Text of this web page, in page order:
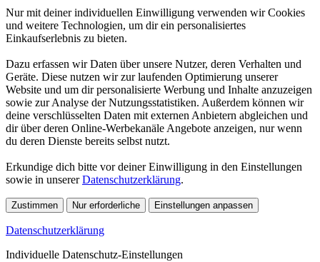
Nur mit deiner individuellen Einwilligung verwenden wir Cookies
und weitere Technologien, um dir ein personalisiertes
Einkaufserlebnis zu bieten.
Dazu erfassen wir Daten über unsere Nutzer, deren Verhalten und
Geräte. Diese nutzen wir zur laufenden Optimierung unserer
Website und um dir personalisierte Werbung und Inhalte anzuzeigen
sowie zur Analyse der Nutzungsstatistiken. Außerdem können wir
deine verschlüsselten Daten mit externen Anbietern abgleichen und
dir über deren Online-Werbekanäle Angebote anzeigen, nur wenn
du deren Dienste bereits selbst nutzt.
Erkundige dich bitte vor deiner Einwilligung in den Einstellungen
sowie in unsererDatenschutzerklärung.
Zustimmen Nur erforderliche Einstellungen anpassen
Datenschutzerklärung
Individuelle Datenschutz-Einstellungen